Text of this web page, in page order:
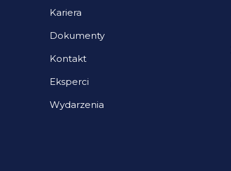
Kariera
Dokumenty
Kontakt
Eksperci
Wydarzenia